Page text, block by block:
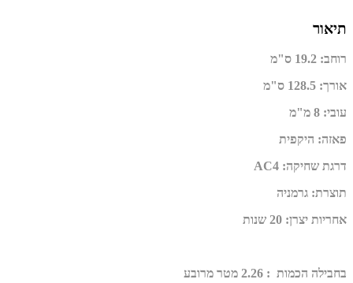
תיאור
רוחב: 19.2 ס"מ
אורך: 128.5 ס"מ
עובי: 8 מ"מ
פאזה: היקפית
דרגת שחיקה:
AC4
תוצרת: גרמניה
אחריות יצרן: 20 שנות
בחבילה הכמות : 2.26 מטר מרובע